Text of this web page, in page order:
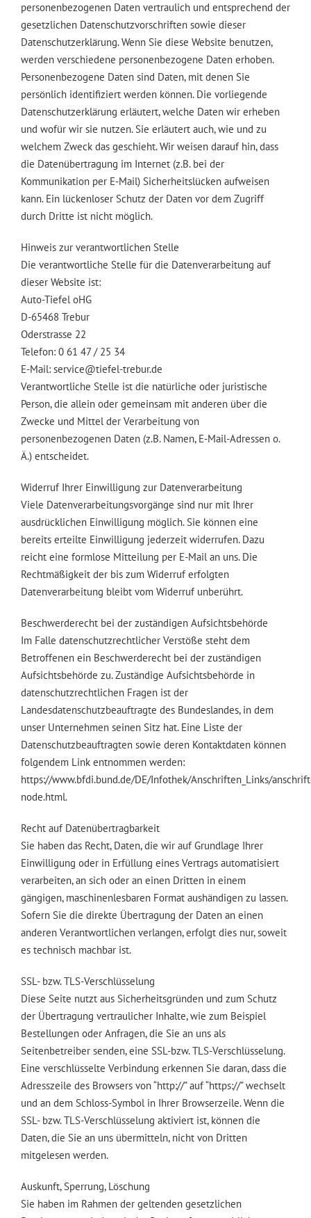
personenbezogenen Daten vertraulich und entsprechend der
gesetzlichen Datenschutzvorschriften sowie dieser
Datenschutzerklärung. Wenn Sie diese Website benutzen,
werden verschiedene personenbezogene Daten erhoben.
Personenbezogene Daten sind Daten, mit denen Sie
persönlich identifiziert werden können. Die vorliegende
Datenschutzerklärung erläutert, welche Daten wir erheben
und wofür wir sie nutzen. Sie erläutert auch, wie und zu
welchem Zweck das geschieht. Wir weisen darauf hin, dass
die Datenübertragung im Internet (z.B. bei der
Kommunikation per E-Mail) Sicherheitslücken aufweisen
kann. Ein lückenloser Schutz der Daten vor dem Zugriff
durch Dritte ist nicht möglich.
Hinweis zur verantwortlichen Stelle
Die verantwortliche Stelle für die Datenverarbeitung auf
dieser Website ist:
Auto-Tiefel oHG
D-65468 Trebur
Oderstrasse 22
Telefon: 0 61 47 / 25 34
E-Mail: service@tiefel-trebur.de
Verantwortliche Stelle ist die natürliche oder juristische
Person, die allein oder gemeinsam mit anderen über die
Zwecke und Mittel der Verarbeitung von
personenbezogenen Daten (z.B. Namen, E-Mail-Adressen o.
Ä.) entscheidet.
Widerruf Ihrer Einwilligung zur Datenverarbeitung
Viele Datenverarbeitungsvorgänge sind nur mit Ihrer
ausdrücklichen Einwilligung möglich. Sie können eine
bereits erteilte Einwilligung jederzeit widerrufen. Dazu
reicht eine formlose Mitteilung per E-Mail an uns. Die
Rechtmäßigkeit der bis zum Widerruf erfolgten
Datenverarbeitung bleibt vom Widerruf unberührt.
Beschwerderecht bei der zuständigen Aufsichtsbehörde
Im Falle datenschutzrechtlicher Verstöße steht dem
Betroffenen ein Beschwerderecht bei der zuständigen
Aufsichtsbehörde zu. Zuständige Aufsichtsbehörde in
datenschutzrechtlichen Fragen ist der
Landesdatenschutzbeauftragte des Bundeslandes, in dem
unser Unternehmen seinen Sitz hat. Eine Liste der
Datenschutzbeauftragten sowie deren Kontaktdaten können
folgendem Link entnommen werden:
https://www.bfdi.bund.de/DE/Infothek/Anschriften_Links/
node.html.
Recht auf Datenübertragbarkeit
Sie haben das Recht, Daten, die wir auf Grundlage Ihrer
Einwilligung oder in Erfüllung eines Vertrags automatisiert
verarbeiten, an sich oder an einen Dritten in einem
gängigen, maschinenlesbaren Format aushändigen zu lassen.
Sofern Sie die direkte Übertragung der Daten an einen
anderen Verantwortlichen verlangen, erfolgt dies nur, soweit
es technisch machbar ist.
SSL- bzw. TLS-Verschlüsselung
Diese Seite nutzt aus Sicherheitsgründen und zum Schutz
der Übertragung vertraulicher Inhalte, wie zum Beispiel
Bestellungen oder Anfragen, die Sie an uns als
Seitenbetreiber senden, eine SSL-bzw. TLS-Verschlüsselung.
Eine verschlüsselte Verbindung erkennen Sie daran, dass die
Adresszeile des Browsers von “http://” auf “https://” wechselt
und an dem Schloss-Symbol in Ihrer Browserzeile. Wenn die
SSL- bzw. TLS-Verschlüsselung aktiviert ist, können die
Daten, die Sie an uns übermitteln, nicht von Dritten
mitgelesen werden.
Auskunft, Sperrung, Löschung
Sie haben im Rahmen der geltenden gesetzlichen